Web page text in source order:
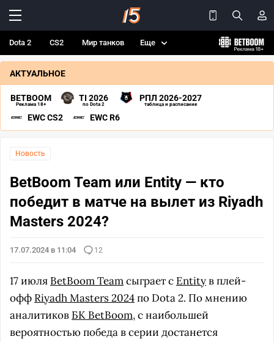
Dota 2 CS2 Мир танков Еще
АКТУАЛЬНОЕ
BETBOOM
Реклама 18+
TI 2026
по Dota 2
РПЛ 2026-2027
таблица и расписание
EWC CS2 EWC R6
Новость
BetBoom Team или Entity — кто
победит в матче на вылет из Riyadh
Masters 2024?
17.07.2024 в 11:04 12
17 июля BetBoom Teamсыграет с Entityв плей-
офф Riyadh Masters 2024по Dota 2. По мнению
аналитиков БК BetBoom, с наибольшей
вероятностью победа в серии достанется